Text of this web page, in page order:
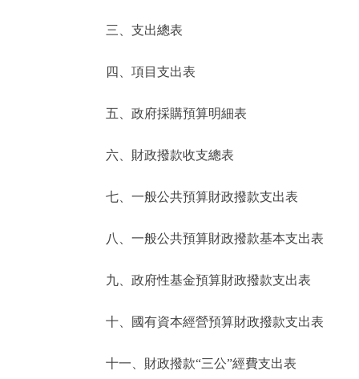
走進北京
北京概況
綠色北京
ENGLISH
三、支出總表
四、項目支出表
五、政府採購預算明細表
六、財政撥款收支總表
七、一般公共預算財政撥款支出表
八、一般公共預算財政撥款基本支出表
九、政府性基金預算財政撥款支出表
十、國有資本經營預算財政撥款支出表
十一、財政撥款“三公”經費支出表